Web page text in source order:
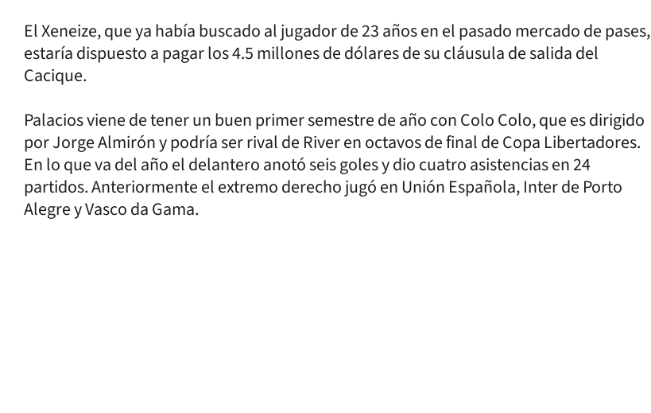
El Xeneize, que ya había buscado al jugador de 23 años en el pasado mercado de pases,
estaría dispuesto a pagar los 4.5 millones de dólares de su cláusula de salida del
Cacique.
Palacios viene de tener un buen primer semestre de año con Colo Colo, que es dirigido
por Jorge Almirón y podría ser rival de River en octavos de final de Copa Libertadores.
En lo que va del año el delantero anotó seis goles y dio cuatro asistencias en 24
partidos. Anteriormente el extremo derecho jugó en Unión Española, Inter de Porto
Alegre y Vasco da Gama.